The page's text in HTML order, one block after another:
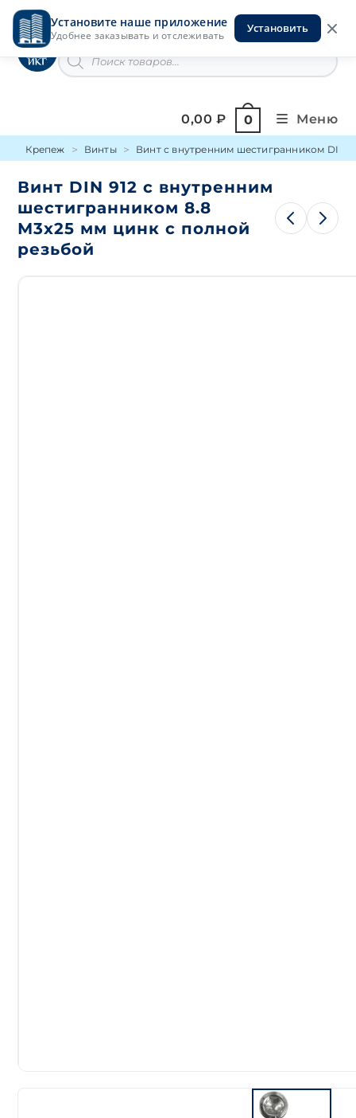
Установите наше приложение
Удобнее заказывать и отслеживать
Установить
Перейти
содержимомуИнструменты на Горской
товаров
0,00₽ 0 Меню
Крепеж Винты Винт с внутренним шестигранником DIN
Винт DIN 912 с внутренним
шестигранником 8.8
М3х25 мм цинк с полной
резьбой